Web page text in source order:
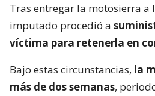
Tras entregar la motosierra a
imputado procedió a
víctima para retenerla en
Bajo estas circunstancias, la
más de dos semanas,